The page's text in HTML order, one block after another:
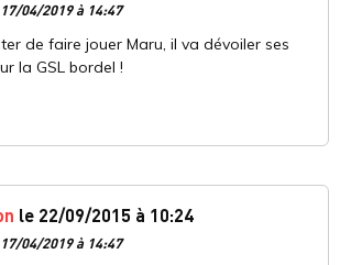
04/2019 à 14:47
de faire jouer Maru, il va dévoiler ses
la GSL bordel !
le 22/09/2015 à 10:24
04/2019 à 14:47